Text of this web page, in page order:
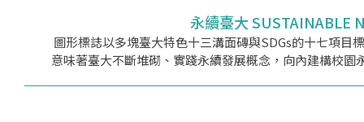
永續臺大 SUSTAINABLE
圖形標誌以多塊臺大特色十三溝面磚與SDGs的十七項目
意味著臺大不斷堆砌、實踐永續發展概念，向內建構校園